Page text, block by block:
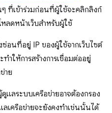
ที่เข้าร่วมก่อนที่ผู้ใช้จะคลิกลิงก์
หลดหน้าเว็บสำหรับผู้ใช้
ซ่อนที่อยู่ IP ของผู้ใช้จากเว็บไซต์
ำให้การสร้างการเชื่อมต่ออยู่
าย
แลระบบเครือข่ายอาจต้องกรอง
เครือข่ายจะยังคงทำเช่นนั้นได้